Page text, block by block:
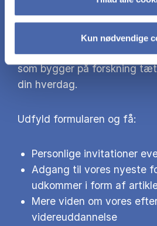
Kun nødvendige
CBS Efteruddannelse
samfundsudfordringer og
for at lære gennem
som bygger på forskning
din hverdag.
Udfyld formularen og få:
Personlige invitationer
Adgang til vores nyeste
udkommer i form af
Mere viden om vores
videreuddannelse